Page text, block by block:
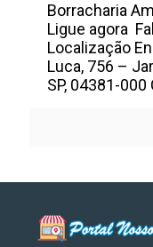
Borracharia
Ligue agora
Localização
Luca, 756 –
SP, 04381-